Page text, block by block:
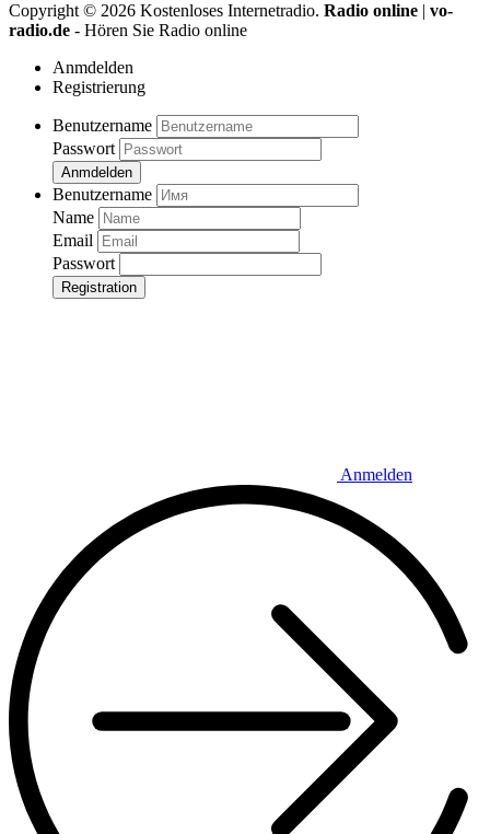
Copyright © 2026 Kostenloses Internetradio. Radio online | vo-
radio.de - Hören Sie Radio online
Anmdelden
Registrierung
Benutzername
Passwort
Anmdelden
Benutzername
Name
Email
Passwort
Registration
Anmelden